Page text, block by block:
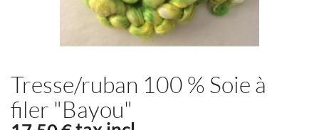
Tresse/ruban 100 % Soie à
filer "Bayou"